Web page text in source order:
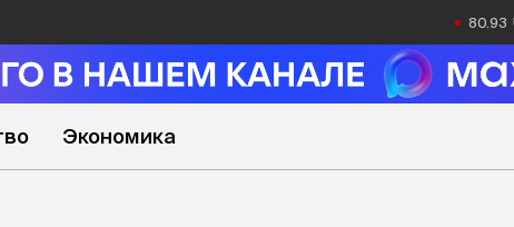
80.93
Экономика